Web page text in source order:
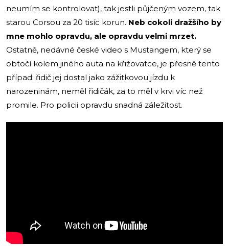
neumím se kontrolovat), tak jestli půjčeným vozem, tak
starou Corsou za 20 tisíc korun. Neb cokoli dražšího by
mne mohlo opravdu, ale opravdu velmi mrzet.
Ostatně, nedávné české video s Mustangem, který se
obtočí kolem jiného auta na křižovatce, je přesně tento
případ: řidič jej dostal jako zážitkovou jízdu k
narozeninám, neměl řidičák, za to měl v krvi víc než
promile. Pro policii opravdu snadná záležitost.